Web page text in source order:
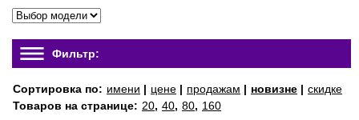
Фильтр:
Сортировка по: имени | цене | продажам | новизне | скидке
Товаров на странице: 20, 40, 80, 160